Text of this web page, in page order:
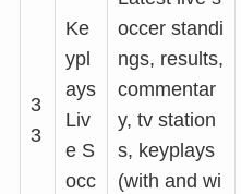
3
3
Ke
ypl
ays
Liv
e S
occ
occer standi
ngs, results,
commentar
y, tv station
s, keyplays
(with and wi